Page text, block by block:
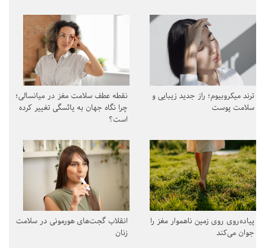
ترند میکروبیوم؛ راز جدید زیبایی و
سلامت پوست
نقطه عطف سلامت مغز در میانسالی؛
چرا نگاه جهان به یائسگی تغییر کرده
است؟
پیاده‌روی روی زمین ناهموار مغز را
جوان می‌کند
انقلاب گجت‌های هورمونی در سلامت
زنان